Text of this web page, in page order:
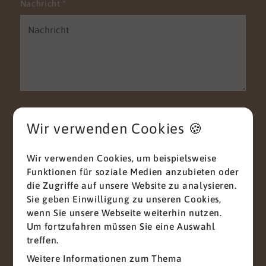
Nachricht *
Datenschutzerklärung zur Kenntnis genommen
Wir nehmen den Schutz Ihrer Daten ernst. Alle
Informationen, die Sie über dieses
Kontaktformular senden, werden streng
vertraulich behandelt. Wir garantieren, dass Ihre
persönlichen Daten nicht an Dritte
weitergegeben, verkauft oder anderweitig
missbraucht werden.
Vielen Dank für Ihr Vertrauen.
Wir verwenden Cookies 🍪
Wir verwenden Cookies, um beispielsweise
Funktionen für soziale Medien anzubieten oder
die Zugriffe auf unsere Website zu analysieren.
Sie geben Einwilligung zu unseren Cookies,
wenn Sie unsere Webseite weiterhin nutzen.
Um fortzufahren müssen Sie eine Auswahl
treffen.
Weitere Informationen zum Thema